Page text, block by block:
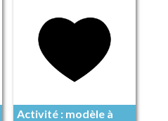
Activité : modèle à